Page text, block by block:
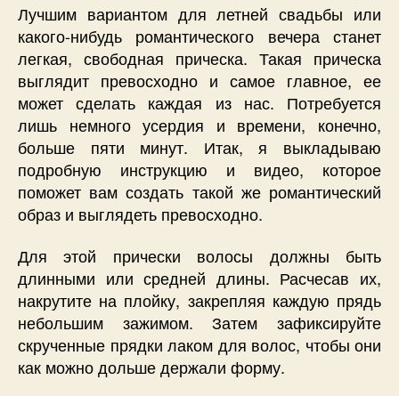
Лучшим вариантом для летней свадьбы или
какого-нибудь романтического вечера станет
легкая, свободная прическа. Такая прическа
выглядит превосходно и самое главное, ее
может сделать каждая из нас. Потребуется
лишь немного усердия и времени, конечно,
больше пяти минут. Итак, я выкладываю
подробную инструкцию и видео, которое
поможет вам создать такой же романтический
образ и выглядеть превосходно.
Для этой прически волосы должны быть
длинными или средней длины. Расчесав их,
накрутите на плойку, закрепляя каждую прядь
небольшим зажимом. Затем зафиксируйте
скрученные прядки лаком для волос, чтобы они
как можно дольше держали форму.